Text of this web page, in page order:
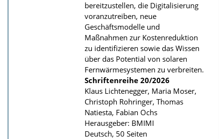
b
l
i
k
a
t
i
o
n
bereitzustellen, die Digitalisierung
voranzutreiben, neue
Geschäftsmodelle und
Maßnahmen zur Kostenreduktion
zu identifizieren sowie das Wissen
über das Potential von solaren
Fernwärmesystemen zu verbreiten.
Schriftenreihe 20/2026
Klaus Lichtenegger, Maria Moser,
Christoph Rohringer, Thomas
Natiesta, Fabian Ochs
Herausgeber: BMIMI
Deutsch, 50 Seiten